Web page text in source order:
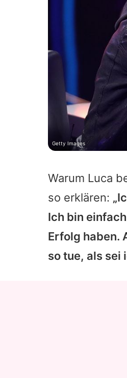
Warum Luca
so erklären:
Ich bin
Erfolg haben.
so tue, als sei
Getty Images